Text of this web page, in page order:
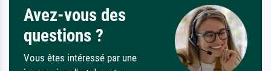
Avez-vous des
questions ?
Vous êtes intéressé par une